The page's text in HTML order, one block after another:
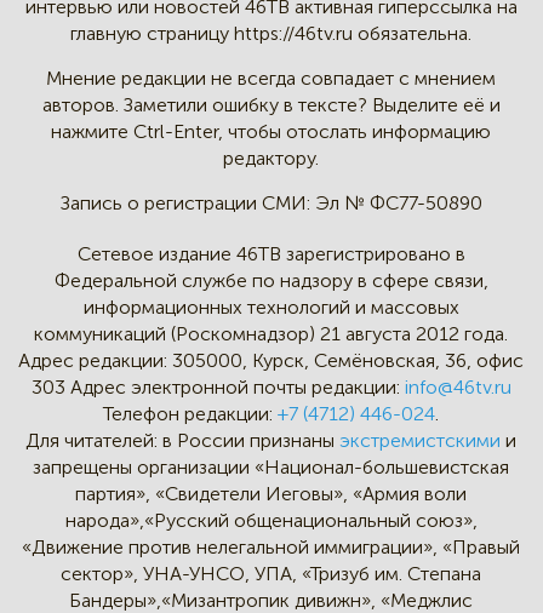
интервью или новостей 46TB активная гиперссылка на
главную страницу https://46tv.ru обязательна.
Мнение редакции не всегда совпадает с мнением
авторов. Заметили ошибку в тексте? Выделите её и
нажмите Ctrl-Enter, чтобы отослать информацию
редактору.
Запись о регистрации СМИ: Эл № ФС77-50890
Сетевое издание 46ТВ зарегистрировано в
Федеральной службе по надзору в сфере связи,
информационных технологий и массовых
коммуникаций (Роскомнадзор) 21 августа 2012 года.
Адрес редакции: 305000, Курск, Семёновская, 36, офис
303 Адрес электронной почты редакции: info@46tv.ru
Телефон редакции: +7 (4712) 446-024
Для читателей: в России признаныэкстремистскими и
запрещены организации «Национал-большевистская
партия», «Свидетели Иеговы», «Армия воли
народа»,«Русский общенациональный союз»,
«Движение против нелегальной иммиграции», «Правый
сектор», УНА-УНСО, УПА, «Тризуб им. Степана
Бандеры»,«Мизантропик дивижн», «Меджлис